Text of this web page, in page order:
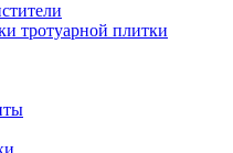
тротуарной плитки